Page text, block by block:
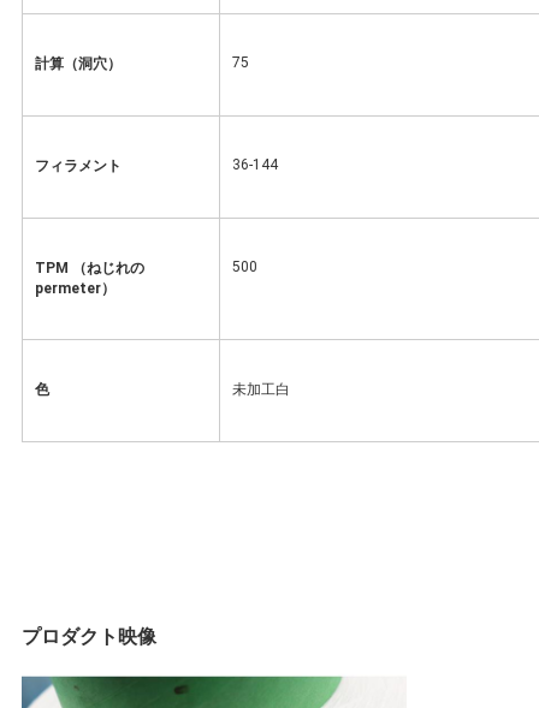
計算（洞穴） 75
フィラメント 36-144
TPM （ねじれの
permeter）
500
色 未加工白
プロダクト映像